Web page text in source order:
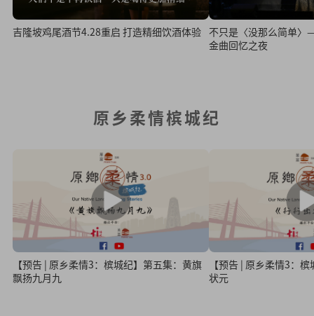
吉隆坡鸡尾酒节4.28重启 打造精细饮酒体验
不只是〈没那么简单
金曲回忆之夜
原乡柔情槟城纪
【预告 | 原乡柔情3：槟城纪】第五集：黄旗
飘扬九月九
【预告 | 原乡柔情3：
状元